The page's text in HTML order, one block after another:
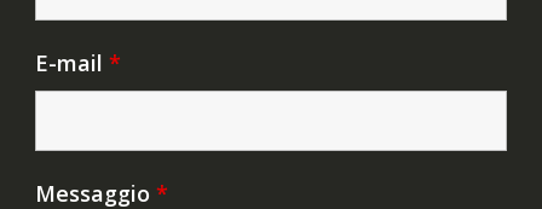
E-mail *
Messaggio *